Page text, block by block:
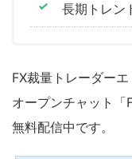
長期トレン
FX裁量トレーダー
オープンチャット「
無料配信中です。